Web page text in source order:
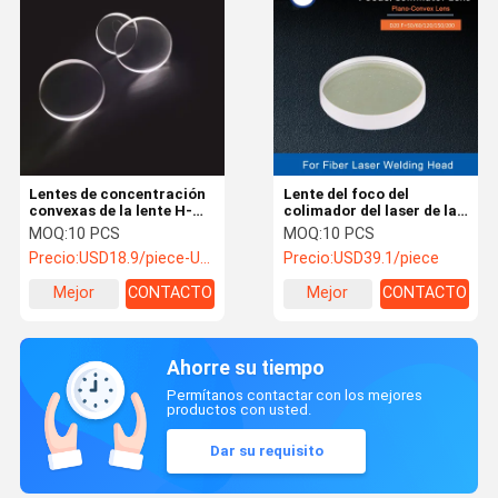
Lentes de concentración
convexas de la lente H-
K9L del laser de D20mm
FL50mm 1064nmAR
Plano
MOQ:10 PCS
Precio:USD18.9/piece-USD12.5/piece
Mejor
CONTACTO
Lente del foco del
colimador del laser de la
fibra D20 para la cabeza
BT240S del laser de
Raytools WSX Bodor
MOQ:10 PCS
Precio:USD39.1/piece
Mejor
CONTACTO
Ahorre su tiempo
Permítanos contactar con los mejores
productos con usted.
Dar su requisito